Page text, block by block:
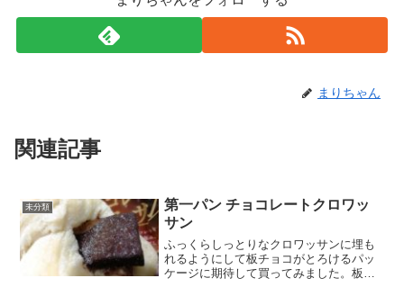
まりちゃん
関連記事
未分類
第一パン チョコレートクロワッ
サン
ふっくらしっとりなクロワッサンに埋も
れるようにして板チョコがとろけるパッ
ケージに期待して買ってみました。板チ